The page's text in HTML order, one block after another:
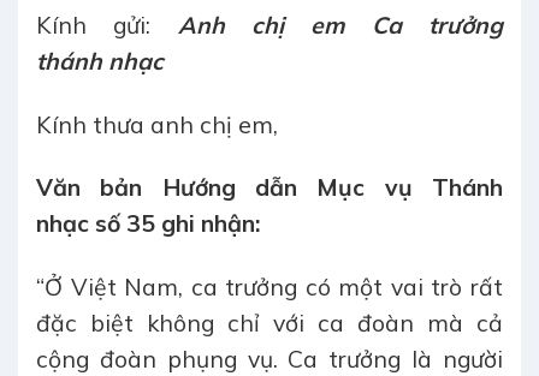
Kính gửi: Anh chị em
Ca trưởng
thánh nhạc
Kính thưa anh chị em,
Văn bản Hướng dẫn Mục vụ Thánh
nhạc số 35 ghi nhận:
“Ở Việt Nam, ca trưởng có một vai trò rất
đặc biệt không chỉ với ca đoàn mà cả
cộng đoàn phụng vụ. Ca trưởng là người